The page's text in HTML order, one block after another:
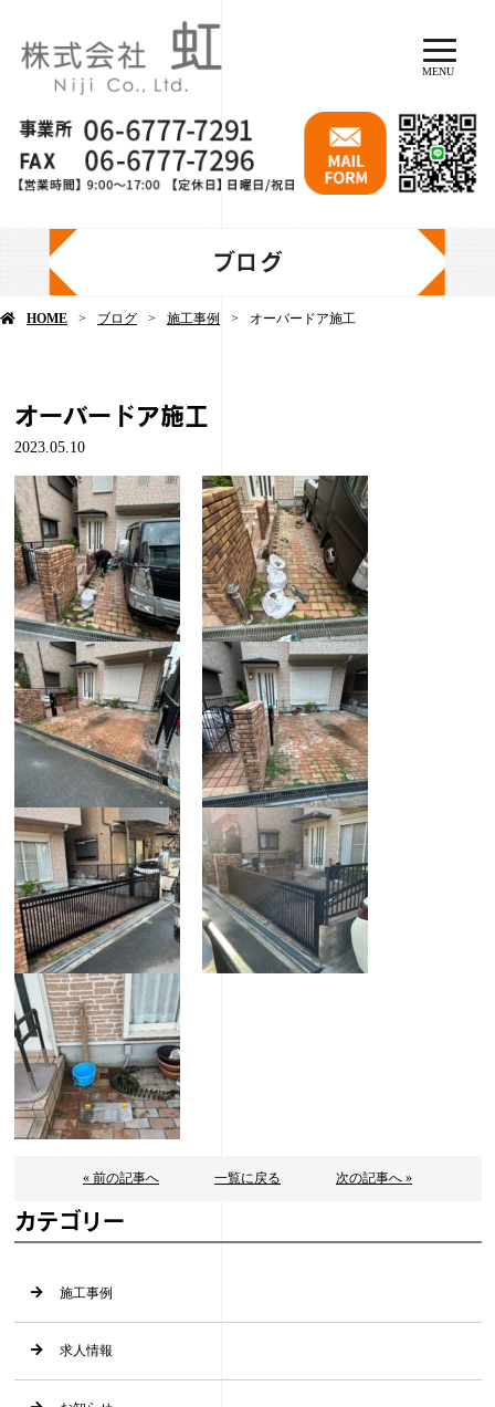
MENU
ブログ
HOME ブログ 施工事例 オーバードア施工
オーバードア施工
2023.05.10
« 前の記事へ 一覧に戻る 次の記事へ »
カテゴリー
施工事例
求人情報